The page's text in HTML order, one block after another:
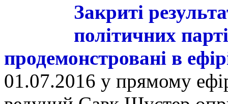
Закриті
політичних
продемонстровані в
01.07.2016 у прямому